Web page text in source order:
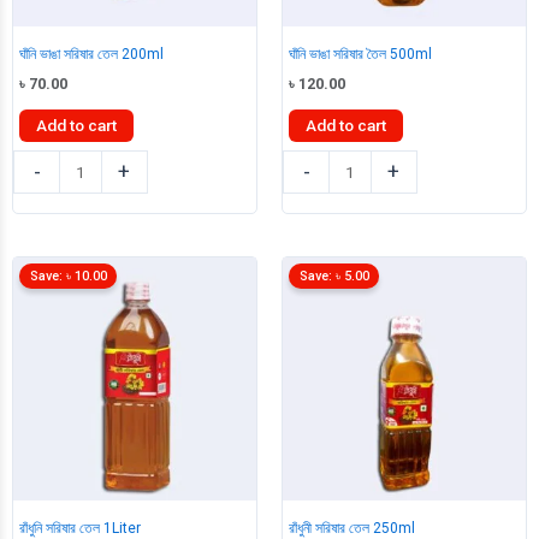
ঘাঁনি ভাঙা সরিষার তেল 200ml
৳ 70.00
Add to cart
-
ভাঙা
সরিষার
200ml
quantity
+
ঘাঁনি ভাঙা সরিষার তৈল 500ml
৳ 120.00
Add to cart
-
ভাঙা
সরিষার
500ml
quantity
+
রাঁধুনি সরিষার তেল 1Liter
Save: ৳ 10.00
রাঁধুনী সরিষার তেল 250ml
Save: ৳ 5.00